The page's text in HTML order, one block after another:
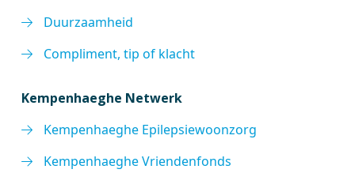
Duurzaamheid
Compliment, tip of klacht
Kempenhaeghe Netwerk
Kempenhaeghe Epilepsiewoonzorg
Kempenhaeghe Vriendenfonds